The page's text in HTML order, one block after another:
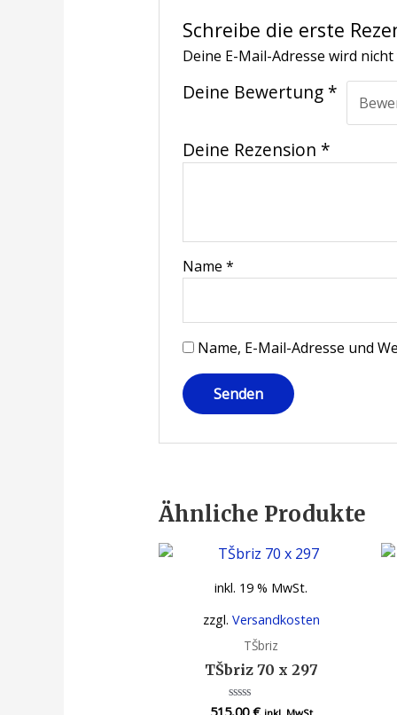
Schreibe die erste
Deine E-Mail-Adresse wird
Deine Bewertung *
Deine Rezension *
Name*
Name, E-Mail-Adresse und
Ähnliche Produkte
inkl. 19 % MwSt.
zzgl. Versandkosten
TŠbriz
TŠbriz 70 x 297
Bewertet
515,00€